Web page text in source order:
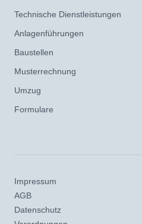
Technische Dienstleistungen
Anlagenführungen
Baustellen
Musterrechnung
Umzug
Formulare
Impressum
AGB
Datenschutz